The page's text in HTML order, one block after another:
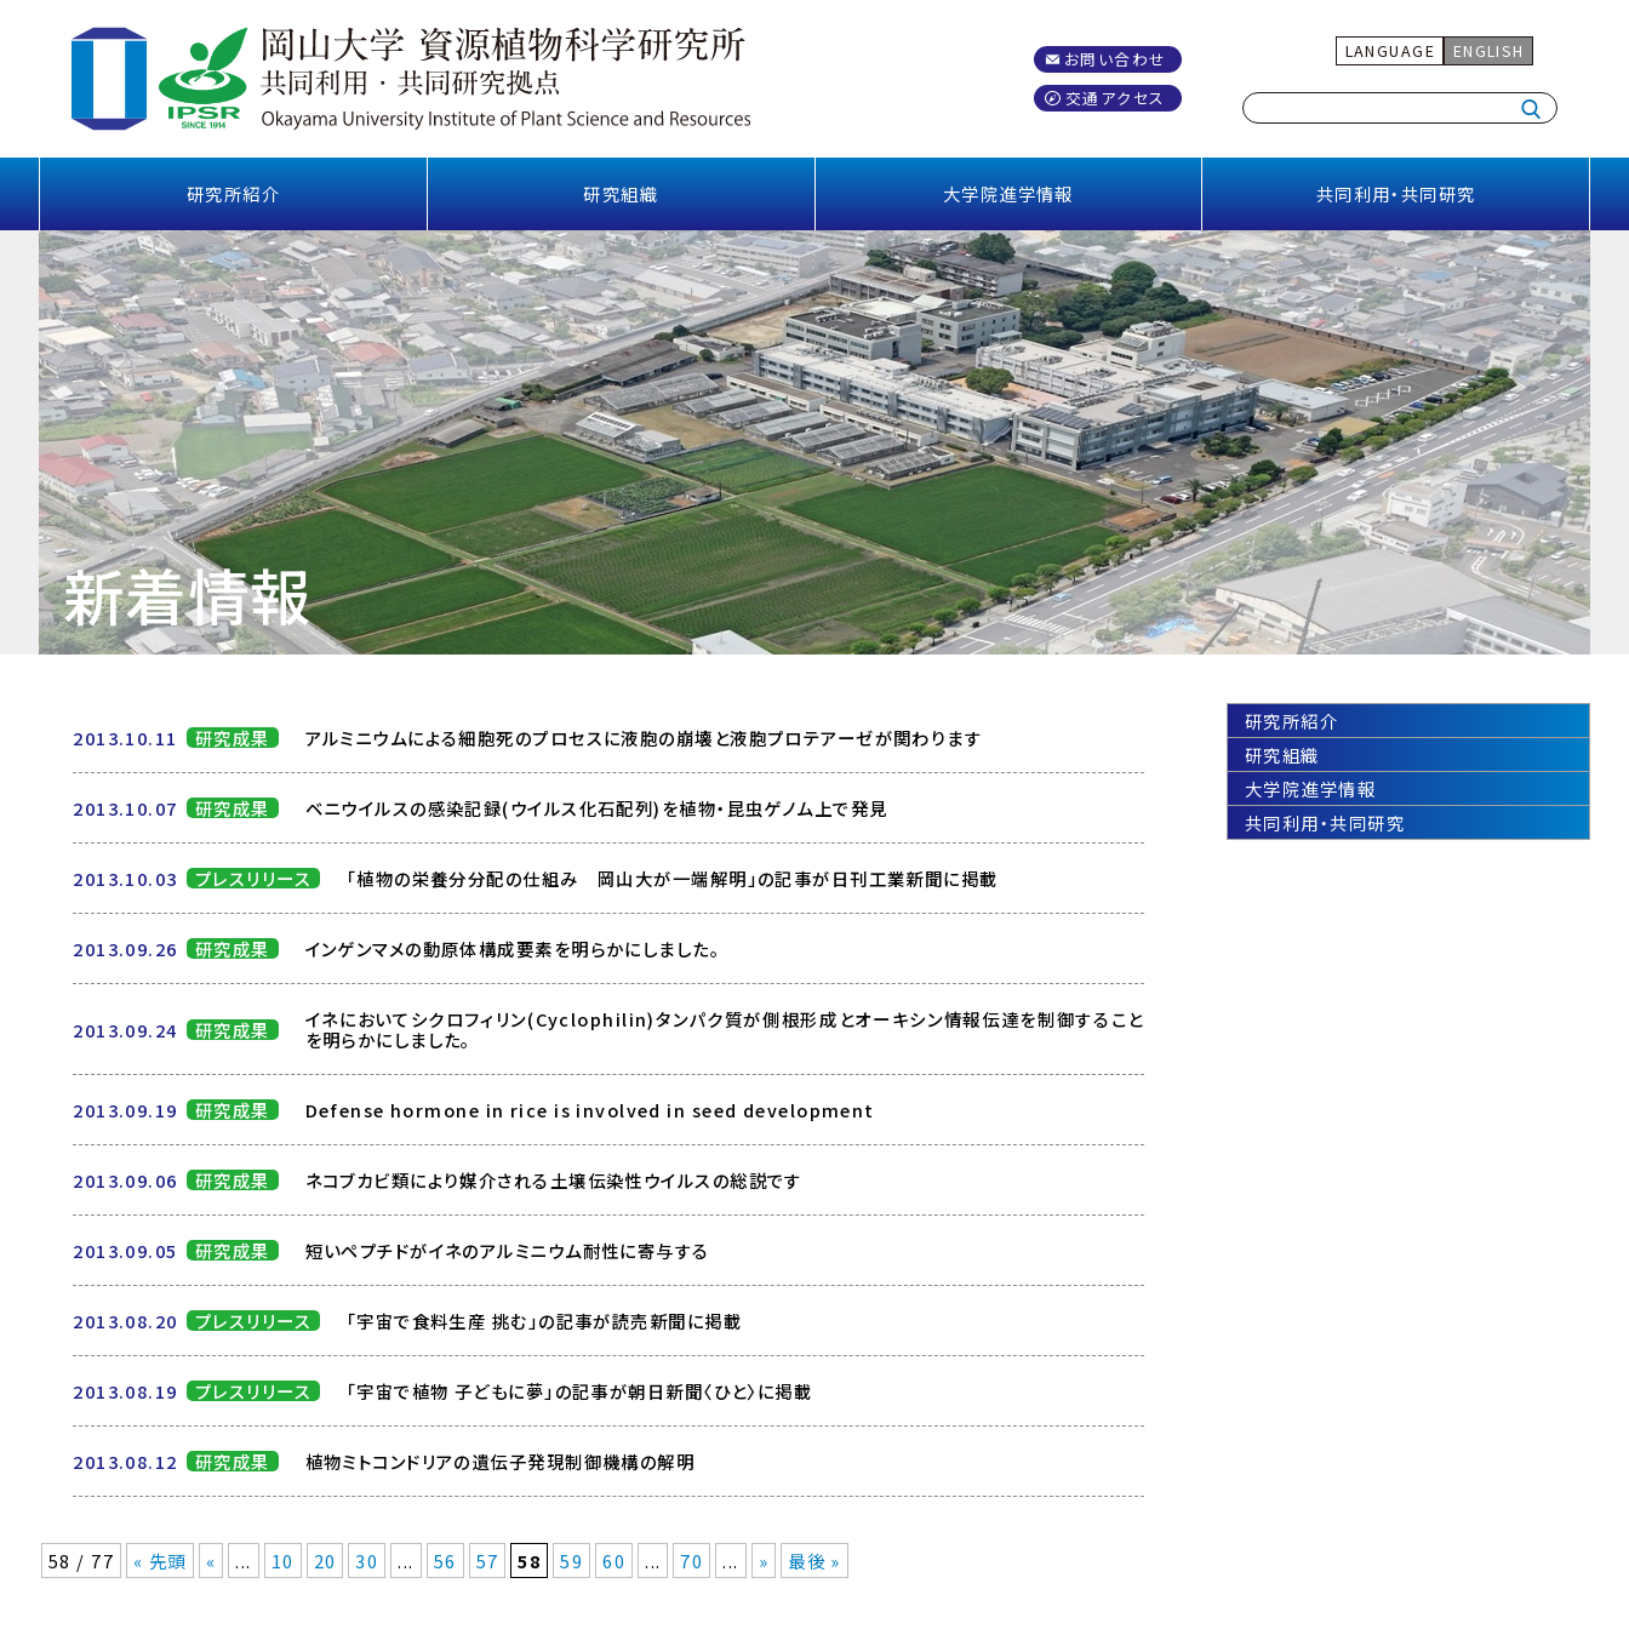
お問い合わせ
交通アクセス
LANGUAGE ENGLISH
研究所紹介 研究組織 大学院進学情報 共同利用・共同研究
新着情報
2013.10.11 研究成果 アルミニウムによる細胞死のプロセスに液胞の崩壊と液胞プロテアーゼが関わります
2013.10.07 研究成果 ベニウイルスの感染記録(ウイルス化石配列)を植物・昆虫ゲノム上で発見
2013.10.03 プレスリリース 「植物の栄養分分配の仕組み 岡山大が一端解明」の記事が日刊工業新聞に掲載
2013.09.26 研究成果 インゲンマメの動原体構成要素を明らかにしました。
2013.09.24 研究成果
イネにおいてシクロフィリン(Cyclophilin)タンパク質が側根形成とオーキシン情報伝達を制御すること
を明らかにしました。
2013.09.19 研究成果 Defense hormone in rice is involved in seed development
2013.09.06 研究成果 ネコブカビ類により媒介される土壌伝染性ウイルスの総説です
2013.09.05 研究成果 短いペプチドがイネのアルミニウム耐性に寄与する
2013.08.20 プレスリリース 「宇宙で食料生産 挑む」の記事が読売新聞に掲載
2013.08.19 プレスリリース 「宇宙で植物 子どもに夢」の記事が朝日新聞〈ひと〉に掲載
2013.08.12 研究成果 植物ミトコンドリアの遺伝子発現制御機構の解明
58 / 77 « 先頭 « ... 10 20 30 ... 56 57 58 59 60 ... 70 ... » 最後 »
研究所紹介
研究組織
大学院進学情報
共同利用・共同研究